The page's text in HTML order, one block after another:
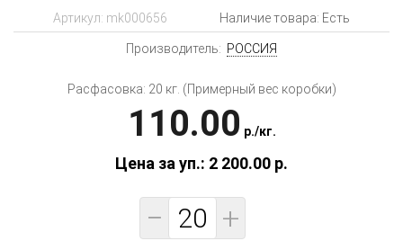
Артикул: mk000656 Наличие товара: Есть
Производитель: РОССИЯ
Расфасовка: 20 кг. (Примерный вес коробки)
110.00 p./кг.
Цена за уп.: 2 200.00 p.
− +